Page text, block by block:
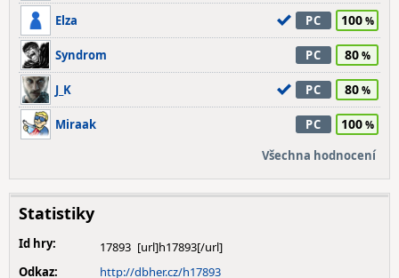
Elza PC 100
Syndrom PC 80
J_K PC 80
Miraak PC 100
Všechna hodnocení
Statistiky
Id hry:
17893
Odkaz:
http://dbher.cz/h17893